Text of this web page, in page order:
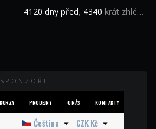
4120 dny před, 4340 krát zhlédnuto
SPONZOŘI